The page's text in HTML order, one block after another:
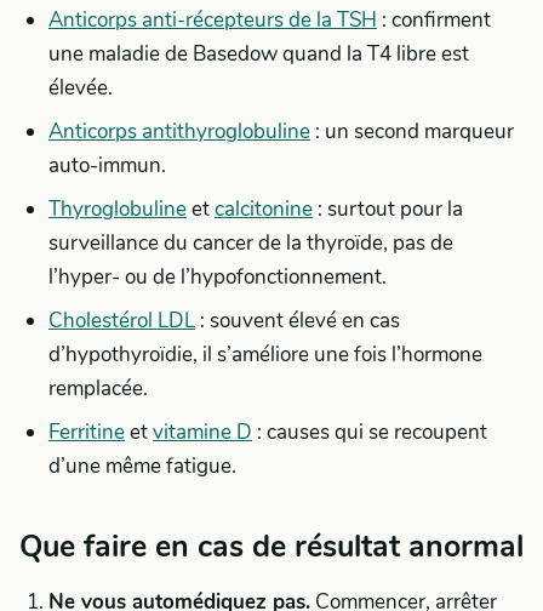
Anticorps anti-récepteurs de la TSH : confirment
une maladie de Basedow quand la T4 libre est
élevée.
Anticorps antithyroglobuline : un second marqueur
auto-immun.
Thyroglobulineetcalcitonine : surtout pour la
surveillance du cancer de la thyroïde, pas de
l’hyper- ou de l’hypofonctionnement.
Cholestérol LDL : souvent élevé en cas
d’hypothyroïdie, il s’améliore une fois l’hormone
remplacée.
Ferritineetvitamine D : causes qui se recoupent
d’une même fatigue.
Que faire en cas de résultat anormal
Ne vous automédiquez pas. Commencer, arrêter